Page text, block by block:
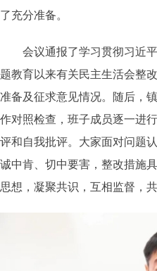
了充分准备。
会议通报了学习贯彻习近平
题教育以来有关民主生活会整
准备及征求意见情况。随后，
作对照检查，班子成员逐一进
评和自我批评。大家面对问题
诚中肯、切中要害，整改措施
思想，凝聚共识，互相监督，